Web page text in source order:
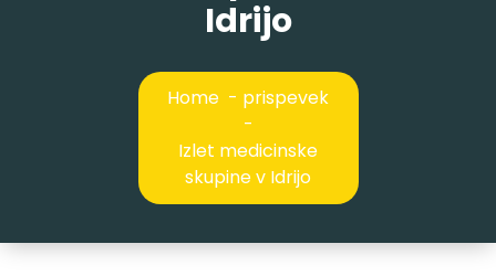
Idrijo
Home - prispevek
-
Izlet medicinske
skupine v Idrijo